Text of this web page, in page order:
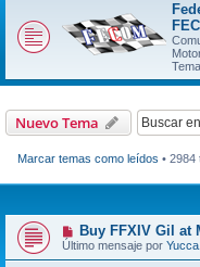
Nuevo Tema
Marcar temas como leídos • 2984
Buy FFXIV Gil at
Último mensaje por